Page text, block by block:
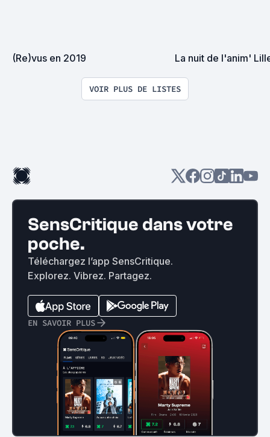
(Re)vus en 2019 La nuit de l'anim'
VOIR PLUS DE LISTES
SensCritique dans votre
poche.
Téléchargez l’app SensCritique.
Explorez. Vibrez. Partagez.
EN SAVOIR PLUS